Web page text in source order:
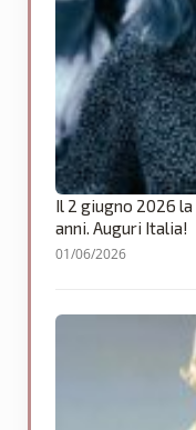
Il 2 giugno 2026
anni. Auguri Italia!
01/06/2026